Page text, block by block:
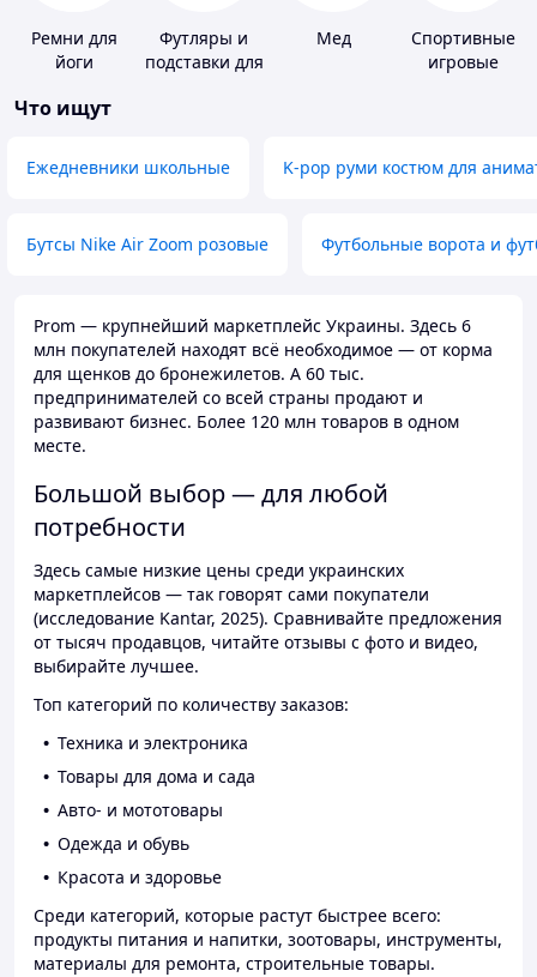
Ремни для
йоги
Футляры и
подставки для
Мед
Спортивные
игровые
Что ищут
Ежедневники школьные K-pop руми костюм для
Бутсы Nike Air Zoom розовые Футбольные ворота и
Prom — крупнейший маркетплейс Украины. Здесь 6
млн покупателей находят всё необходимое — от корма
для щенков до бронежилетов. А 60 тыс.
предпринимателей со всей страны продают и
развивают бизнес. Более 120 млн товаров в одном
месте.
Большой выбор — для любой
потребности
Здесь самые низкие цены среди украинских
маркетплейсов — так говорят сами покупатели
(исследование Kantar, 2025). Сравнивайте предложения
от тысяч продавцов, читайте отзывы с фото и видео,
выбирайте лучшее.
Топ категорий по количеству заказов:
Техника и электроника
Товары для дома и сада
Авто- и мототовары
Одежда и обувь
Красота и здоровье
Среди категорий, которые растут быстрее всего:
продукты питания и напитки, зоотовары, инструменты,
материалы для ремонта, строительные товары.